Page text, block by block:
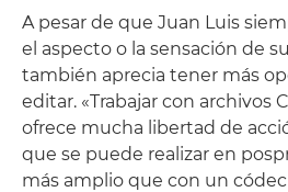
A pesar de que Juan Luis
el aspecto o la sensación de
también aprecia tener más
editar. «Trabajar con archivos
ofrece mucha libertad de
que se puede realizar en
más amplio que con un